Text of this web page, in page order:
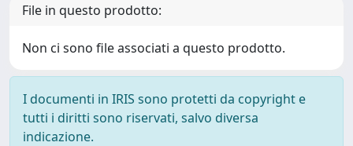
File in questo prodotto:
Non ci sono file associati a questo prodotto.
I documenti in IRIS sono protetti da copyright e
tutti i diritti sono riservati, salvo diversa
indicazione.